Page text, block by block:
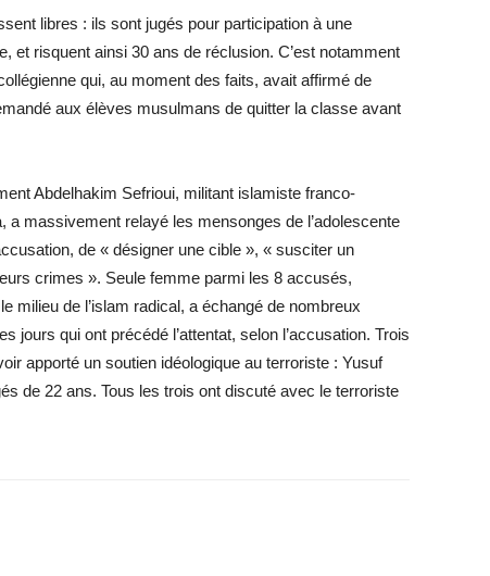
libres : ils sont jugés pour participation à une
et risquent ainsi 30 ans de réclusion. C’est notamment
qui, au moment des faits, avait affirmé de
aux élèves musulmans de quitter la classe avant
Abdelhakim Sefrioui, militant islamiste franco-
massivement relayé les mensonges de l’adolescente
de « désigner une cible », « susciter un
crimes ». Seule femme parmi les 8 accusés,
milieu de l’islam radical, a échangé de nombreux
jours qui ont précédé l’attentat, selon l’accusation. Trois
apporté un soutien idéologique au terroriste : Yusuf
de 22 ans. Tous les trois ont discuté avec le terroriste